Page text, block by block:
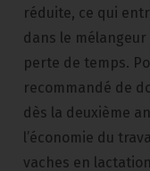
réduite, ce qui
dans le
perte de temps.
recommandé de
dès la deuxième
l’économie du
vaches en